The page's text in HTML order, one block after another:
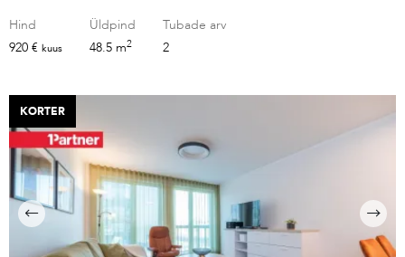
Hind
920 € kuus
Üldpind
48.5 m2
Tubade arv
2
KORTER